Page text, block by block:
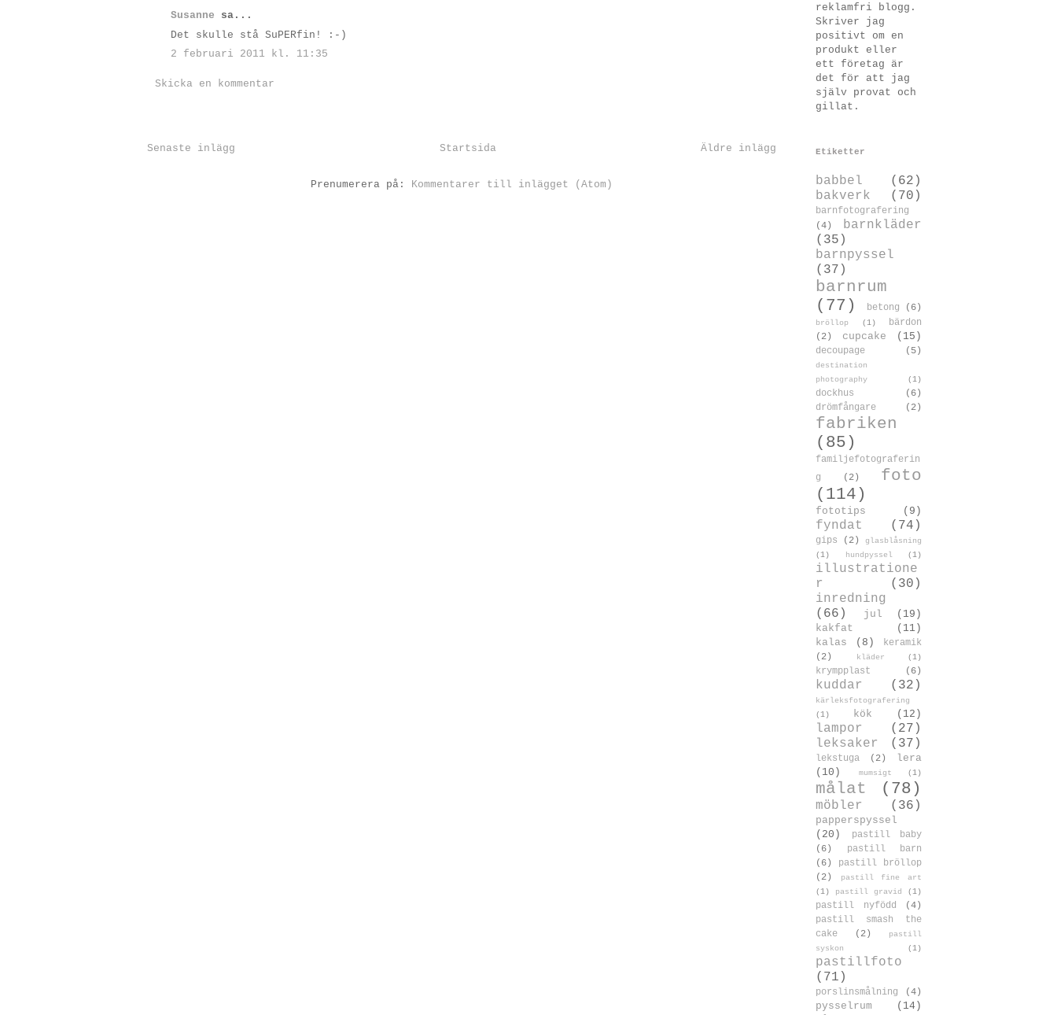
Susanne sa...
Det skulle stå SuPERfin! :-)
2 februari 2011 kl. 11:35
Skicka en kommentar
Senaste inlägg Äldre inlägg
Startsida
Prenumerera på: Kommentarer till inlägget (Atom)
reklamfri blogg.
Skriver jag
positivt om en
produkt eller
ett företag är
det för att jag
själv provat och
gillat.
Etiketter
babbel
(62)
bakverk
(70)
barnfotografering
(4)
barnkläder
(35)
barnpyssel
(37)
barnrum
(77)
betong (6)
bröllop (1)
bärdon
(2)
cupcake (15)
decoupage (5)
destination
photography
(1)
dockhus
(6)
drömfångare
(2)
fabriken
(85)
familjefotograferin
g
(2)
foto
(114)
fototips (9)
fyndat (74)
gips (2)
glasblåsning
(1)
hundpyssel (1)
illustratione
r
(30)
inredning
(66)
jul
(19)
kakfat
(11)
kalas
(8)
keramik
(2)
kläder (1)
krympplast (6)
kuddar (32)
kärleksfotografering
(1)
kök (12)
lampor
(27)
leksaker
(37)
lekstuga (2)
lera
(10)
mumsigt (1)
målat (78)
möbler (36)
papperspyssel
(20)
pastill baby
(6)
pastill barn
(6)
pastill bröllop
(2)
pastill fine art
(1)
pastill gravid (1)
pastill nyfödd
(4)
pastill smash the
cake
(2)
pastill
syskon
(1)
pastillfoto
(71)
porslinsmålning (4)
pysselrum
(14)